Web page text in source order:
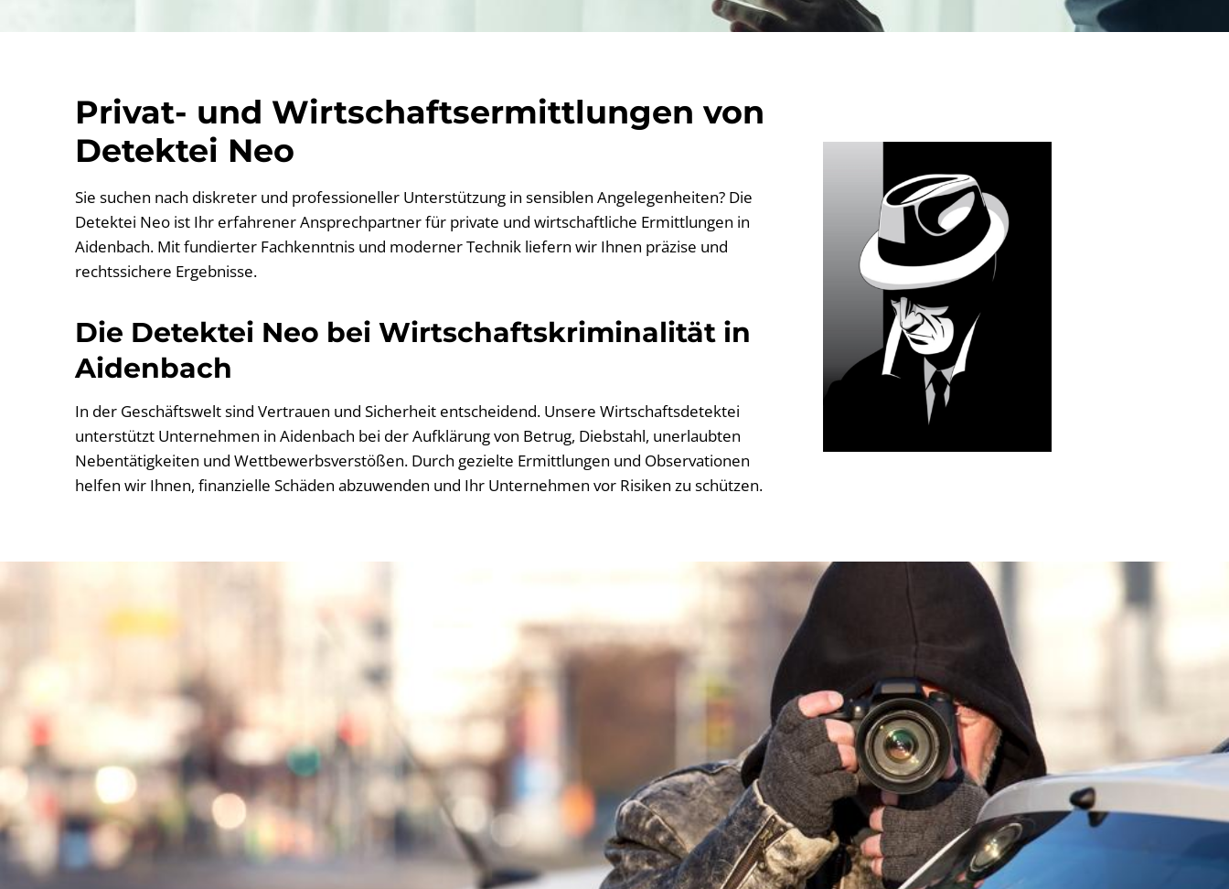
Privat- und Wirtschaftsermittlungen von
Detektei Neo
Sie suchen nach diskreter und professioneller Unterstützung in sensiblen Angelegenheiten? Die
Detektei Neo ist Ihr erfahrener Ansprechpartner für private und wirtschaftliche Ermittlungen in
Aidenbach. Mit fundierter Fachkenntnis und moderner Technik liefern wir Ihnen präzise und
rechtssichere Ergebnisse.
Die Detektei Neo bei Wirtschaftskriminalität in
Aidenbach
In der Geschäftswelt sind Vertrauen und Sicherheit entscheidend. Unsere Wirtschaftsdetektei
unterstützt Unternehmen in Aidenbach bei der Aufklärung von Betrug, Diebstahl, unerlaubten
Nebentätigkeiten und Wettbewerbsverstößen. Durch gezielte Ermittlungen und Observationen
helfen wir Ihnen, finanzielle Schäden abzuwenden und Ihr Unternehmen vor Risiken zu schützen.